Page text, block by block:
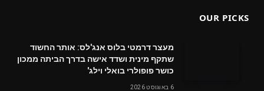
OUR PICKS
מעצר דרמטי בלוס אנג'לס: אותר החשוד
שתקף מינית ושדד אישה בדרך הביתה ממכון
כושר פופולרי בואלי וילג'
6 באוגוסט 2026